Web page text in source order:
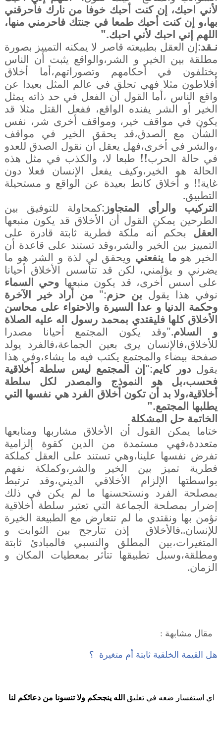
لأني احبك، إن كنت أحبك خوفا من نارك فأحرقني
بها،و إن كنت أحبك طمعا في جنتك فاحرمني منها،
اللهم إني احبك لأني احبك."
نـقد:إن العقل بطبيعته قاصر لا يمكنه التمييز بصورة
مطلقة بين الخير و الشر،والواقع يثبت أن الناس
يختلفون في أحكامهم وتصوراتهم،أما أخلاق
أفلاطون مثلا فهي تحلق في عالم المثل بعيدا عن
واقع الناس ،أما القول أن الفعل في حد ذاته يمثل
الخير أو الشر يفنده الواقع، ففعل القتل مثلا قد
يكون في مواقف خير، ومواقف أخرى شر، نفس
الشأن مع الصدق،قد يحقق الخير في مواقف
،والشر في أخرى،فهل يعقل أن نقول الصدق للعدو
في حالة الحرب!! طبعا لا، والكذب في مثل هذه
الحالة هو الخير،وكيف يفعل الإنسان فعلا دون
غاية!! و أخلاق كانط بعيدة عن الواقع و مستحيلة
التطبيق.
التركيب والرأي المتجاوز :كمحاولة للتوفيق بين
الطرحين يمكن القول أن الأخلاق قد يكون منبعها
العقل بحكم أنه ملكة فطرية ثابتة قادرة على
التمييز بين الخير والشر،وقد تستند على قاعدة أن
الخير هوما ينفعني ويحقق لي لذة و الشر هو ما
يضرني و يؤلمني، لكن قد تتأسس الأخلاق أحيانا
على أسس أخرى، قد يكون منبعها وحي السماء
نوفي هذا يقول بن حزم:" من أراد خير الآخرة
وحكمة الدنيا و عدا السيرة والاحتواء على محاسن
الأخلاق كلها فليقتدي بمحمد رسول اله عليه الصلاة
و السلام."وقد يكون المجتمع أحيانا مصدرا
للأخلاق،فالإنسان يرى بعين الجماعة،فالفرد يولد
صفحة بيضاء والمجتمع يكتب فيه ما يشاء،وفي هذا
يقولدور كايم:"إن المجتمع ليس سلطة أخلاقية
فحسب،بل هو النموذج والمصدر لكل سلطة
أخلاقية،ولا بد أن تكون أخلاق الفرد هي نفسها التي
يطلبها المجتمع."
الخاتمة حل المشكلة
ختاما يمكن القول أن الأخلاق مشاربها ومنابعها
متعددة،فهي مستمدة من الدين كقوة إلزامية
تفرض نفسها علينا،وهي تستند على العقل كملكة
فطرية تميز بين الخير والشر،وكملكة نفهم
بواسطتها الإلزام الأخلاقي الديني،وقد ترتبط
بمصلحة الفرد ونستحسنها ما لم يكن في ذلك
إضرار بمصلحة الجماعة التي تعتبر سلطة أخلاقية
نؤمن بها ونقتدي ما لم تتعارض مع الطبيعة الخيرة
للإنسان..فالأخلاق
إذن تتأرجح بين الثوابت و
المتغيرات،بين المطلق والنسبي فالمبادئ ثابتة
ومطلقة،وسبل تطبيقها تتأثر بمعطيات المكان و
الزمان.
مقال مشابهة :
هل القيمة الخلقية ثابتة أم متغيرة ؟
اي استفسار ضعه في تعليق الله ينجحكم ولا تنسونا من دعائكم لنا